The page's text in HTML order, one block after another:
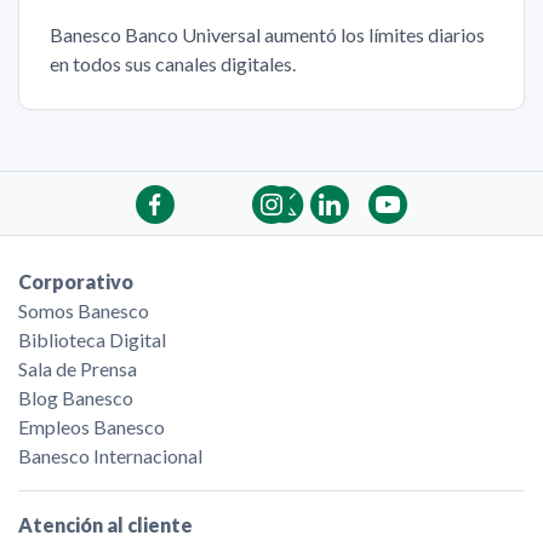
Banesco Banco Universal aumentó los límites diarios
en todos sus canales digitales.
Corporativo
Somos Banesco
Biblioteca Digital
Sala de Prensa
Blog Banesco
Empleos Banesco
Banesco Internacional
Atención al cliente